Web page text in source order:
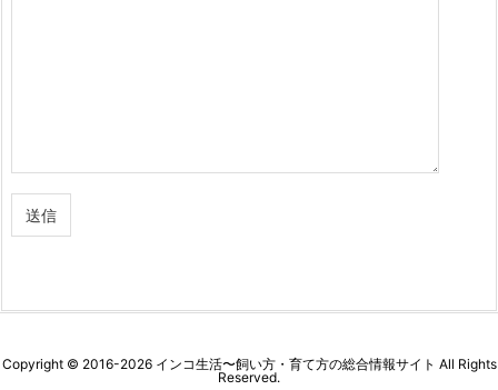
Copyright © 2016-2026 インコ生活〜飼い方・育て方の総合情報サイト All Rights
Reserved.